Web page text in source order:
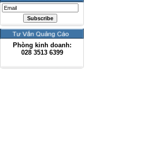
Phòng kinh doanh:
028 3513 6399